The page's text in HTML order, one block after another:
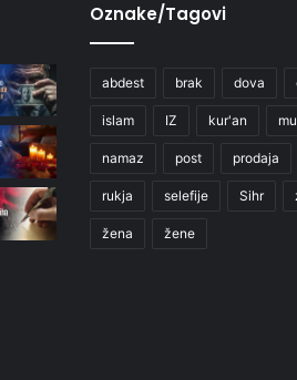
Oznake/Tagovi
abdest brak dova
islam IZ kur'an
namaz post prodaja
rukja selefije Sihr
žena žene